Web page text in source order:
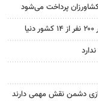
پرداخت می‌شود
دشمن نقش مهمی دارند